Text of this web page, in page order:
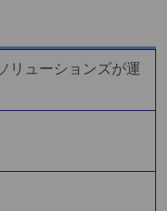
リューションズが運